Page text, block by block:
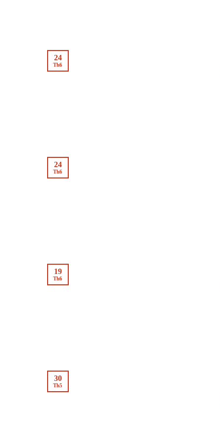
24
Th6
24
Th6
19
Th6
30
Th5